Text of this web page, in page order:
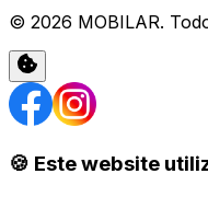
© 2026 MOBILAR.
🍪 Este website